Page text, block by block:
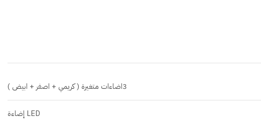
3اضاءات متغيرة ( كريمي + اصفر + ابيض )
LED إضاءة